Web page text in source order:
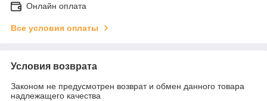
Онлайн оплата
Все условия оплаты
Условия возврата
Законом не предусмотрен возврат и обмен данного товара
надлежащего качества